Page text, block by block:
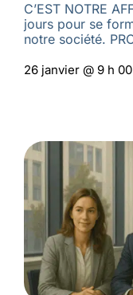
C’EST NOTRE
jours pour se
notre société.
26 janvier @ 9 h